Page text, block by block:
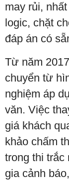
may rủi,
logic, chặt
đáp án có
Từ năm
chuyển từ
nghiệm áp
văn. Việc
giá khách
khảo chấm
trong thi trắc
gia cảnh